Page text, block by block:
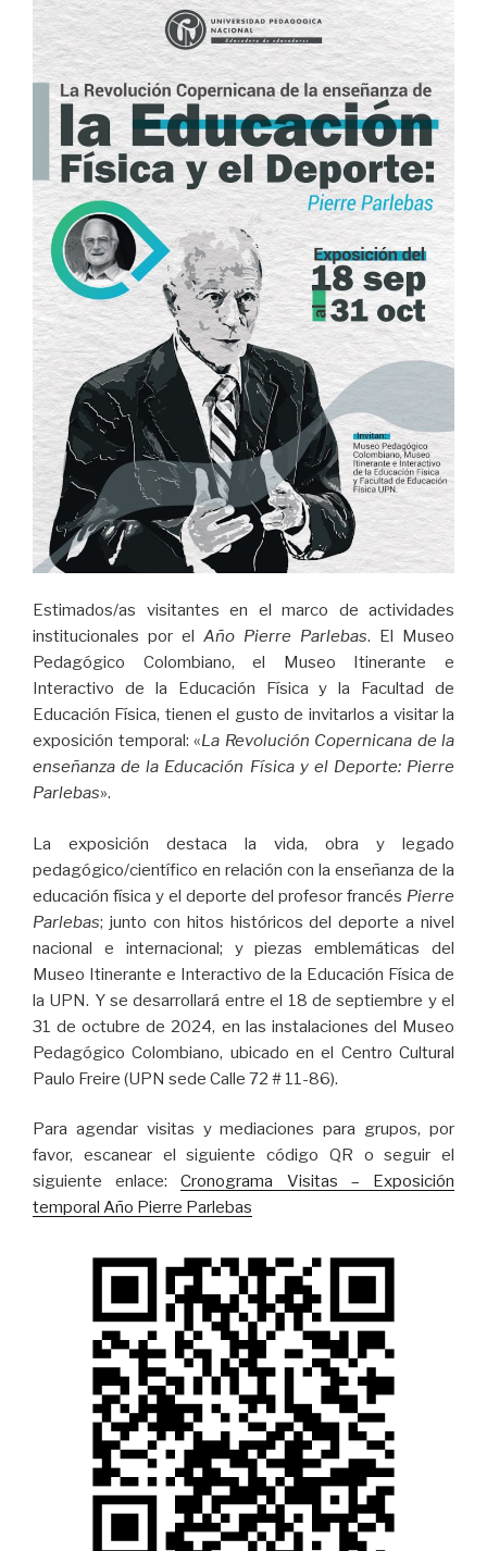
Estimados/as visitantes en el marco de actividades
institucionales por el Año Pierre Parlebas. El Museo
Pedagógico Colombiano, el Museo Itinerante e
Interactivo de la Educación Física y la Facultad de
Educación Física, tienen el gusto de invitarlos a visitar la
exposición temporal: «La Revolución Copernicana de la
enseñanza de la Educación Física y el Deporte: Pierre
Parlebas».
La exposición destaca la vida, obra y legado
pedagógico/científico en relación con la enseñanza de la
educación física y el deporte del profesor francés Pierre
Parlebas; junto con hitos históricos del deporte a nivel
nacional e internacional; y piezas emblemáticas del
Museo Itinerante e Interactivo de la Educación Física de
la UPN. Y se desarrollará entre el 18 de septiembre y el
31 de octubre de 2024, en las instalaciones del Museo
Pedagógico Colombiano, ubicado en el Centro Cultural
Paulo Freire (UPN sede Calle 72 # 11-86).
Para agendar visitas y mediaciones para grupos, por
favor, escanear el siguiente código QR o seguir el
siguiente enlace:Cronograma Visitas – Exposición
temporal Año Pierre Parlebas